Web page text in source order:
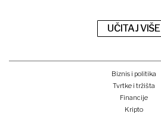
UČITAJ VIŠE
Biznis i politika
Tvrtke i tržišta
Financije
Kripto